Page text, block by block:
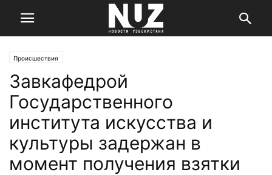
Происшествия
Завкафедрой
Государственного
института искусства и
культуры задержан в
момент получения взятки